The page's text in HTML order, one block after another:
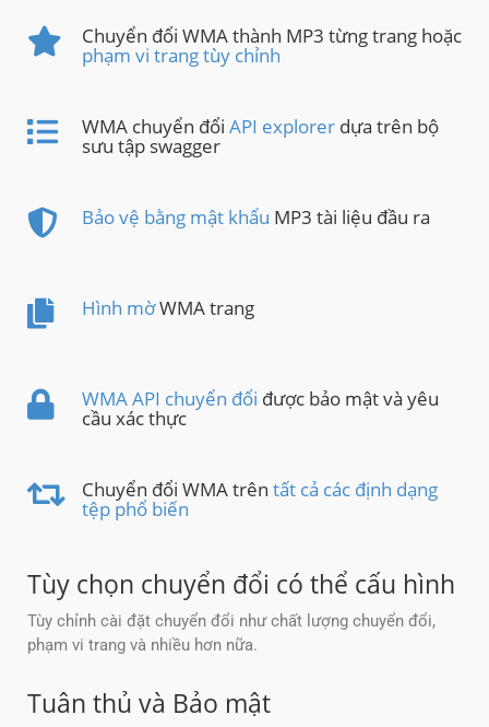
Chuyển đổi WMA thành MP3 từng trang hoặc
phạm vi trang tùy chỉnh
WMA chuyển đổi API explorer dựa trên bộ
sưu tập swagger
Bảo vệ bằng mật khẩu MP3 tài liệu đầu ra
Hình mờWMA trang
WMA API chuyển đổi được bảo mật và yêu
cầu xác thực
Chuyển đổi WMA trên tất cả các định dạng
tệp phổ biến
Tùy chọn chuyển đổi có thể cấu hình
Tùy chỉnh cài đặt chuyển đổi như chất lượng chuyển đổi,
phạm vi trang và nhiều hơn nữa.
Tuân thủ và Bảo mật